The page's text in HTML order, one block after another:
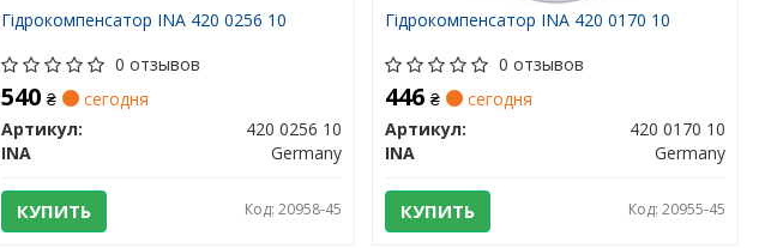
Гідрокомпенсатор INA 420 0256 10
0 отзывов
540₴
сегодня
Артикул:
420 0256 10
INA
Germany
КУПИТЬ Код: 20958-45
Гідрокомпенсатор INA 420 0170 10
0 отзывов
446₴
сегодня
Артикул:
420 0170 10
INA
Germany
КУПИТЬ Код: 20955-45